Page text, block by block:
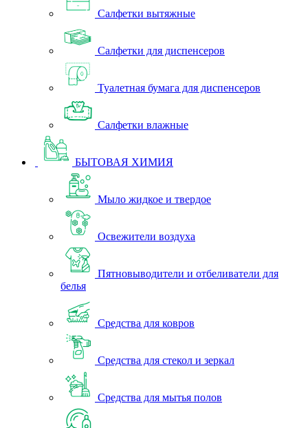
Салфетки вытяжные
Салфетки для диспенсеров
Туалетная бумага для диспенсеров
Салфетки влажные
БЫТОВАЯ ХИМИЯ
Мыло жидкое и твердое
Освежители воздуха
Пятновыводители и отбеливатели для
белья
Средства для ковров
Средства для стекол и зеркал
Средства для мытья полов